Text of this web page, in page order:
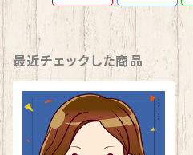
最近チェックした商品